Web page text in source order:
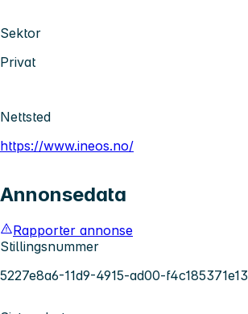
Sektor
Privat
Nettsted
https://www.ineos.no/
Annonsedata
Rapporter annonse
Stillingsnummer
5227e8a6-11d9-4915-ad00-f4c185371e13